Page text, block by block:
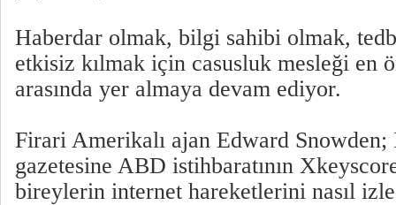
Haberdar olmak, bilgi sahibi olmak,
etkisiz kılmak için casusluk mesleği en
arasında yer almaya devam ediyor.
Firari Amerikalı ajan Edward
gazetesine ABD istihbaratının
bireylerin internet hareketlerini nasıl